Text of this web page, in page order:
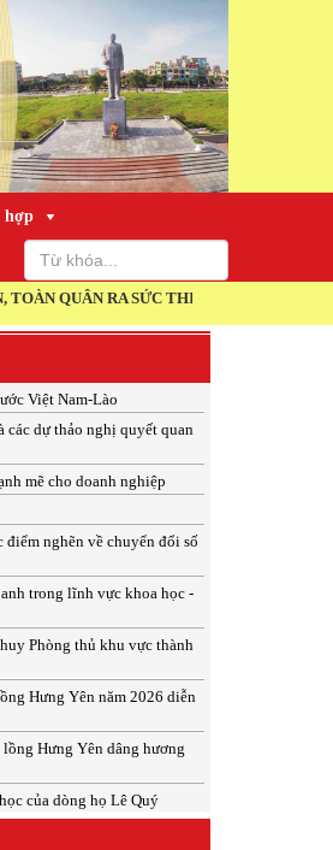
hợp
RA SỨC THI ĐUA THỰC HIỆN THẮNG
Việt Nam-Lào
các dự thảo nghị quyết quan
mẽ cho doanh nghiệp
nghẽn về chuyển đổi số
trong lĩnh vực khoa học -
Phòng thủ khu vực thành
Hưng Yên năm 2026 diễn
Hưng Yên dâng hương
của dòng họ Lê Quý